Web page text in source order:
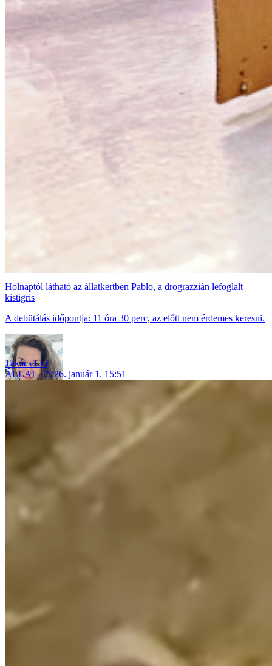
Holnaptól látható az állatkertben Pablo, a drograzzián lefoglalt
kistigris
A debütálás időpontja: 11 óra 30 perc, az előtt nem érdemes keresni.
Takács Lili
ÁLLAT
2026. január 1. 15:51